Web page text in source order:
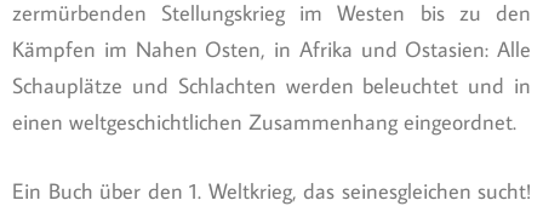
zermürbenden Stellungskrieg im Westen bis zu den
Kämpfen im Nahen Osten, in Afrika und Ostasien: Alle
Schauplätze und Schlachten werden beleuchtet und in
einen weltgeschichtlichen Zusammenhang eingeordnet.
Ein Buch über den 1. Weltkrieg, das seinesgleichen sucht!